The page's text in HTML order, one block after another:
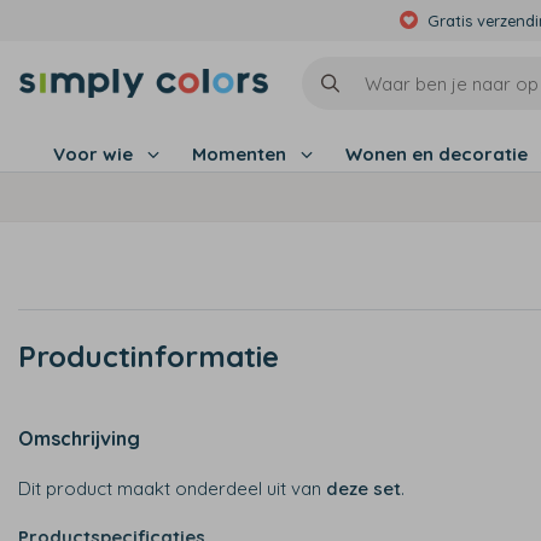
Gratis
Voor wie Momenten Wonen en decoratie
Productinformatie
Omschrijving
Dit product maakt onderdeel uit van deze set.